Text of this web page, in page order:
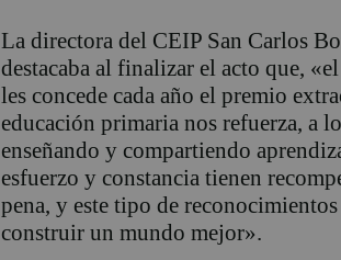
​La directora del CEIP San Carlos
destacaba al finalizar el acto que,
les concede cada año el premio
educación primaria nos refuerza, a
enseñando y compartiendo
esfuerzo y constancia tienen
pena, y este tipo de
construir un mundo mejor».